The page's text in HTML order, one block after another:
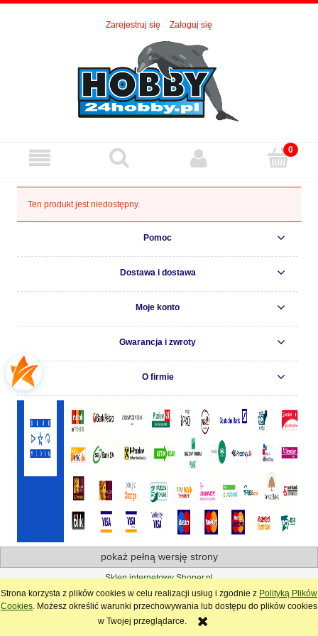
Strona korzysta z plików cookies w celu realizacji usług i zgodnie z Polityką Plików
Cookies. Możesz określić warunki przechowywania lub dostępu do plików cookies
w Twojej przeglądarce.
Zarejestruj się Zaloguj się
Ten produkt jest niedostępny.
Pomoc
Dostawa i dostawa
Moje konto
Gwarancja i zwroty
O firmie
pokaż pełną wersję strony
Sklep internetowy Shoper.pl